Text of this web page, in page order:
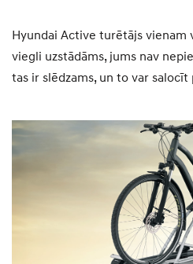
Hyundai Active turētājs vienam
viegli uzstādāms, jums nav
tas ir slēdzams, un to var